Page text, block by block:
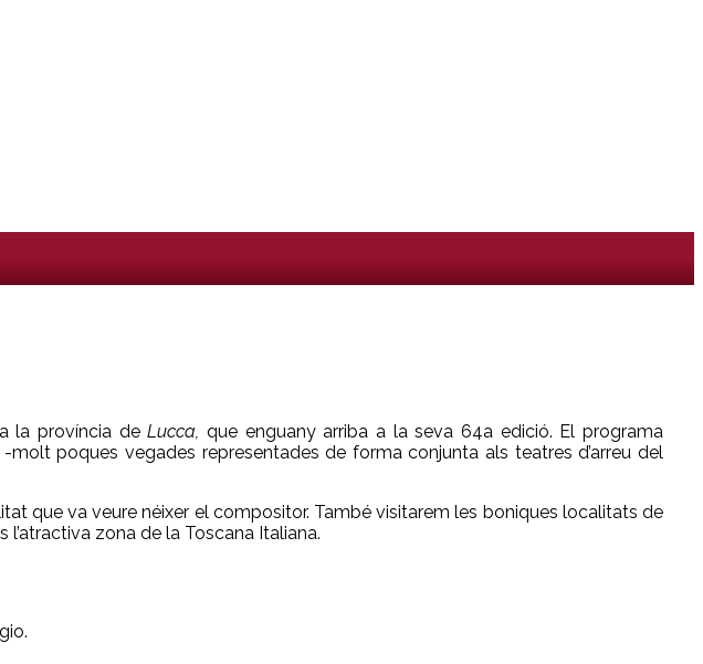
la província deLucca, que enguany arriba a la seva 64a edició. El programa
-molt poques vegades representades de forma conjunta als teatres d’arreu del
que va veure néixer el compositor. També visitarem les boniques localitats de
zona de la Toscana Italiana.